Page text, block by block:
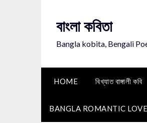
বাংলা কবিতা
Bangla kobita, Bengali
HOME বিখ্যাত বাঙ্গালী কবি
BANGLA ROMANTIC